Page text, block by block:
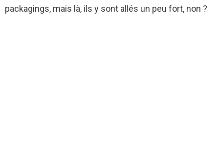
packagings, mais là, ils y sont allés un peu fort, non ?